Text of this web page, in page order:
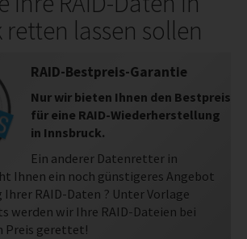
lassen sollen
RAID-Bestpreis-Garantie
Nur wir bieten Ihnen den Bestpreis
für eine RAID-Wiederherstellung
in Innsbruck.
Ein anderer Datenretter in
Ihnen ein noch günstigeres Angebot
RAID-Daten ? Unter Vorlage
werden wir Ihre RAID-Dateien bei
Preis gerettet!